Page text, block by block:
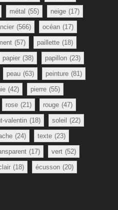
métal (55) neige (17)
(566) océan (17)
(57) paillette (18)
papier (38) papillon (23)
peau (63) peinture (81)
(42) pierre (55)
rose (21) rouge (47)
valentin (18) soleil (22)
(24) texte (23)
(17) vert (52)
(18) écusson (20)